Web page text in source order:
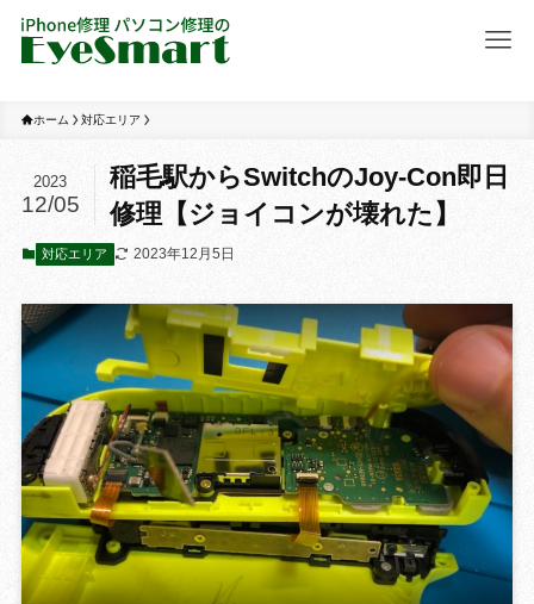
ホーム 対応エリア
稲毛駅からSwitchのJoy-Con即日
修理【ジョイコンが壊れた】
2023
12/05
対応エリア 2023年12月5日